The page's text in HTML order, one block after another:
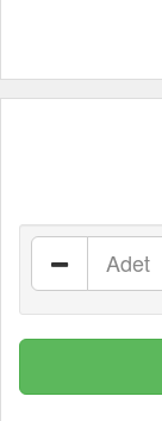
Adet